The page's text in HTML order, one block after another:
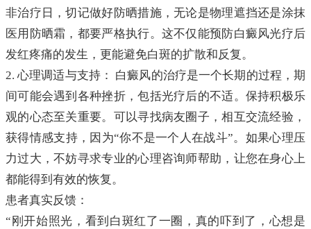
非治疗日，切记做好防晒措施，无论是物理遮挡还是涂抹
医用防晒霜，都要严格执行。这不仅能预防白癜风光疗后
发红疼痛的发生，更能避免白斑的扩散和反复。
2. 心理调适与支持： 白癜风的治疗是一个长期的过程，期
间可能会遇到各种挫折，包括光疗后的不适。保持积极乐
观的心态至关重要。可以寻找病友圈子，相互交流经验，
获得情感支持，因为“你不是一个人在战斗”。如果心理压
力过大，不妨寻求专业的心理咨询师帮助，让您在身心上
都能得到有效的恢复。
患者真实反馈：
“刚开始照光，看到白斑红了一圈，真的吓到了，心想是